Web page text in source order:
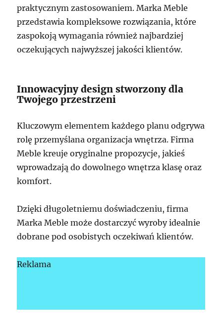
praktycznym zastosowaniem. Marka Meble
przedstawia kompleksowe rozwiązania, które
zaspokoją wymagania również najbardziej
oczekujących najwyższej jakości klientów.
Innowacyjny design stworzony dla
Twojego przestrzeni
Kluczowym elementem każdego planu odgrywa
rolę przemyślana organizacja wnętrza. Firma
Meble kreuje oryginalne propozycje, jakieś
wprowadzają do dowolnego wnętrza klasę oraz
komfort.
Dzięki długoletniemu doświadczeniu, firma
Marka Meble może dostarczyć wyroby idealnie
dobrane pod osobistych oczekiwań klientów.
Reklama